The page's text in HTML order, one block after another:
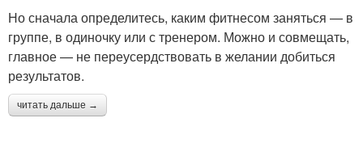
Но сначала определитесь, каким фитнесом заняться — в
группе, в одиночку или с тренером. Можно и совмещать,
главное — не переусердствовать в желании добиться
результатов.
читать дальше →